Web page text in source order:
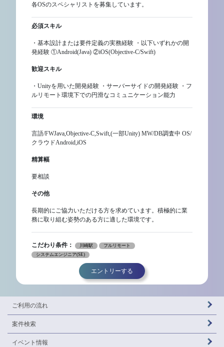
各OSのスペシャリストを募集しています。
必須スキル
・基本設計または要件定義の実務経験 ・以下いずれかの開
発経験 ①Android(Java) ②iOS(Objective-C/Swift)
歓迎スキル
・Unityを用いた開発経験 ・サーバーサイドの開発経験 ・フ
ルリモート環境下での円滑なコミュニケーション能力
環境
言語/FWJava,Objective-C,Swift,(一部Unity) MW/DB調査中 OS/
クラウドAndroid,iOS
精算幅
要相談
その他
長期的にご協力いただける方を求めています。積極的に業
務に取り組む姿勢のある方に適した環境です。
こだわり条件： 川崎駅
フルリモート
システムエンジニア(SE)
エントリーする
ご利用の流れ
案件検索
イベント情報